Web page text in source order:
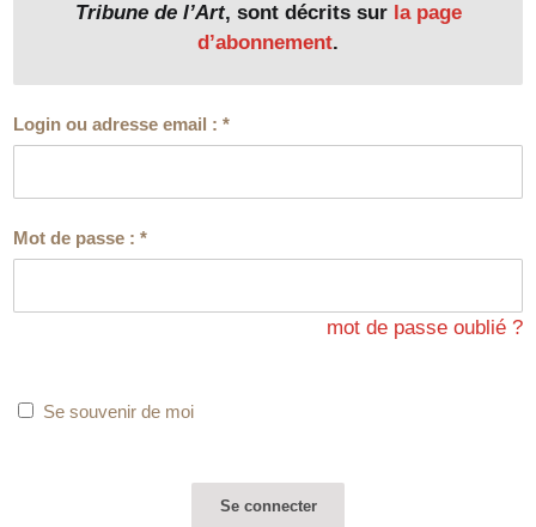
Tribune de l’Art, sont décrits sur la page
d’abonnement.
Login ou adresse email :*
Mot de passe :*
mot de passe oublié ?
Se souvenir de moi